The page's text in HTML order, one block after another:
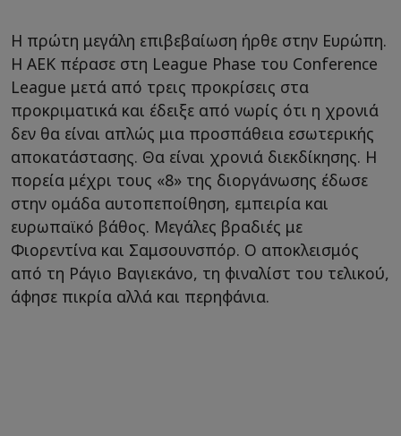
Η πρώτη μεγάλη επιβεβαίωση ήρθε στην Ευρώπη.
Η ΑΕΚ πέρασε στη League Phase του Conference
League μετά από τρεις προκρίσεις στα
προκριματικά και έδειξε από νωρίς ότι η χρονιά
δεν θα είναι απλώς μια προσπάθεια εσωτερικής
αποκατάστασης. Θα είναι χρονιά διεκδίκησης. Η
πορεία μέχρι τους «8» της διοργάνωσης έδωσε
στην ομάδα αυτοπεποίθηση, εμπειρία και
ευρωπαϊκό βάθος. Μεγάλες βραδιές με
Φιορεντίνα και Σαμσουνσπόρ. Ο αποκλεισμός
από τη Ράγιο Βαγιεκάνο, τη φιναλίστ του τελικού,
άφησε πικρία αλλά και περηφάνια.